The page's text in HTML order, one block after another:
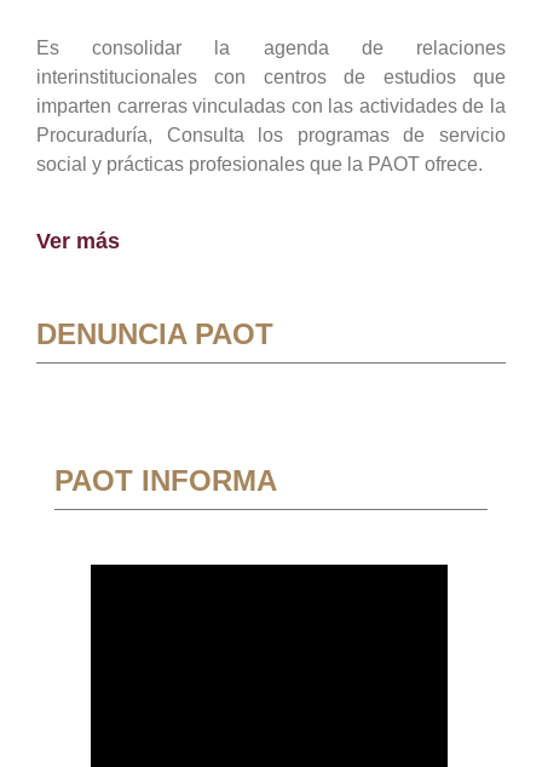
Es consolidar la agenda de relaciones
interinstitucionales con centros de estudios que
imparten carreras vinculadas con las actividades de la
Procuraduría, Consulta los programas de servicio
social y prácticas profesionales que la PAOT ofrece.
Ver más
DENUNCIA PAOT
PAOT INFORMA